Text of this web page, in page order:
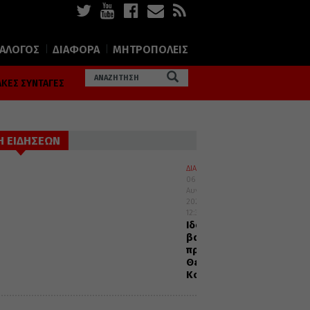
ΔΙΑΦΟΡΑ ΜΗΤΡΟΠΟΛΕΙΣ
ΣΥΝΤΑΓΕΣ
ΕΙΔΗΣΕΩΝ
ΔΙΑΛΟΓΟΣ
06
Αυγούστου
2026
12:32
Ιδού
βαδίζω
προς
Θεία
Κοινωνία